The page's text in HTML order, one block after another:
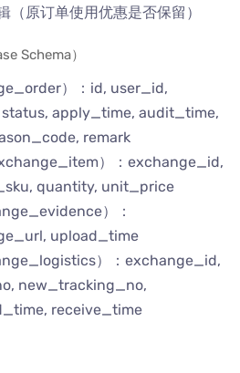
原订单使用优惠是否保留）
Schema）
）：id, user_id,
apply_time, audit_time,
remark
）：exchange_id,
quantity, unit_price
）：
upload_time
）：exchange_id,
new_tracking_no,
receive_time